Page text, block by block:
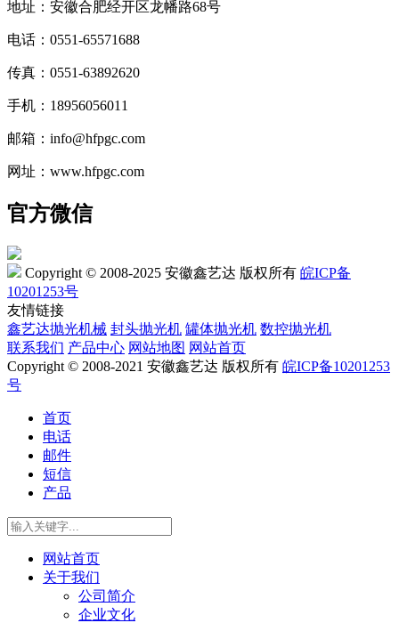
地址：安徽合肥经开区龙幡路68号
电话：0551-65571688
传真：0551-63892620
手机：18956056011
邮箱：info@hfpgc.com
网址：www.hfpgc.com
官方微信
Copyright © 2008-2025 安徽鑫艺达 版权所有 皖ICP备
10201253号
友情链接
鑫艺达抛光机械 封头抛光机 罐体抛光机 数控抛光机
联系我们 产品中心 网站地图 网站首页
Copyright © 2008-2021 安徽鑫艺达 版权所有 皖ICP备10201253
号
首页
电话
邮件
短信
产品
网站首页
关于我们
公司简介
企业文化